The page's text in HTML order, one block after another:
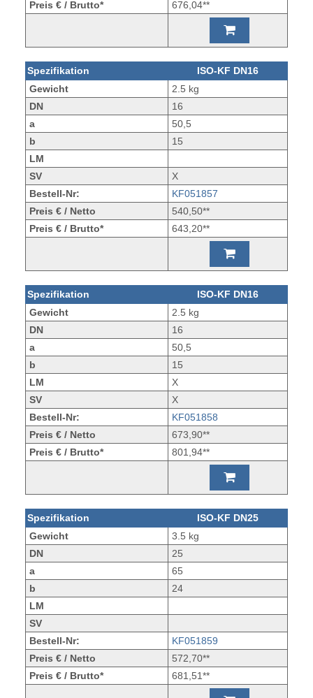
Preis € / Brutto*
676,04**
Spezifikation
ISO-KF DN16
Gewicht
2.5 kg
DN
16
a
50,5
b
15
LM
SV
X
Bestell-Nr:
KF051857
Preis € / Netto
540,50**
Preis € / Brutto*
643,20**
Spezifikation
ISO-KF DN16
Gewicht
2.5 kg
DN
16
a
50,5
b
15
LM
X
SV
X
Bestell-Nr:
KF051858
Preis € / Netto
673,90**
Preis € / Brutto*
801,94**
Spezifikation
ISO-KF DN25
Gewicht
3.5 kg
DN
25
a
65
b
24
LM
SV
Bestell-Nr:
KF051859
Preis € / Netto
572,70**
Preis € / Brutto*
681,51**